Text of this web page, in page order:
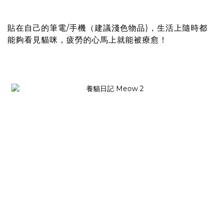
貼在自己的筆電/手機（建議淺色物品)，生活上隨時都
能夠看見貓咪，疲勞的心馬上就能被療愈！